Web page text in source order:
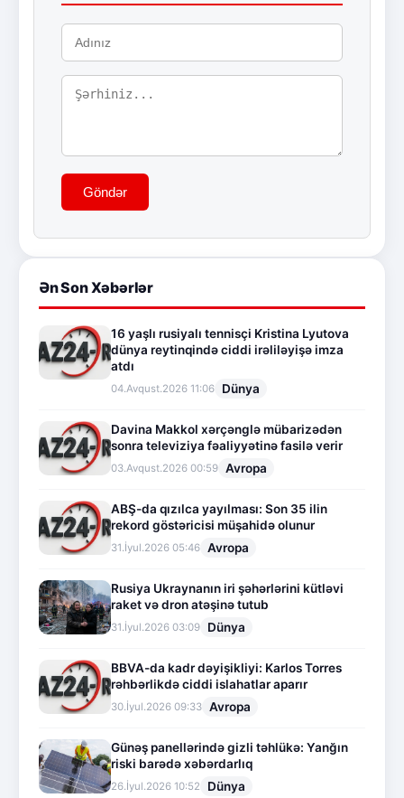
Göndər
Ən Son Xəbərlər
16 yaşlı rusiyalı tennisçi Kristina Lyutova
dünya reytinqində ciddi irəliləyişə imza
atdı
04.Avqust.2026 11:06 Dünya
Davina Makkol xərçənglə mübarizədən
sonra televiziya fəaliyyətinə fasilə verir
03.Avqust.2026 00:59 Avropa
ABŞ-da qızılca yayılması: Son 35 ilin
rekord göstəricisi müşahidə olunur
31.İyul.2026 05:46 Avropa
Rusiya Ukraynanın iri şəhərlərini kütləvi
raket və dron atəşinə tutub
31.İyul.2026 03:09 Dünya
BBVA-da kadr dəyişikliyi: Karlos Torres
rəhbərlikdə ciddi islahatlar aparır
30.İyul.2026 09:33 Avropa
Günəş panellərində gizli təhlükə: Yanğın
riski barədə xəbərdarlıq
26.İyul.2026 10:52 Dünya